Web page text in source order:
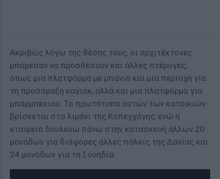
Ακριβώς λόγω της θέσης τους, οι αρχιτέκτονες
μπόρεσαν να προσθέσουν και άλλες πτέρυγες,
όπως μια πλατφόρμα με μπάνια και μια περιοχή για
τη προσάραξη καγιάκ, αλλά και μια πλατφόρμα για
μπάρμπεκιου. Το πρωτότυπο αυτών των κατοικιών
βρίσκεται στο λιμάνι της Κοπεγχάγης, ενώ η
εταιρεία δουλεύω πάνω στην κατασκευή άλλων 20
μονάδων για διάφορες άλλες πόλεις της Δανίας και
24 μονάδων για τη Σουηδία.